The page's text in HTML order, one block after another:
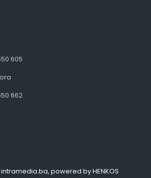
605
662
powered by HENKOS